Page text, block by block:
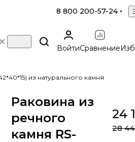
8 800 200-57-24
ВойтиСравнение
из натурального камня
Раковина из
речного
камня RS-
24
28